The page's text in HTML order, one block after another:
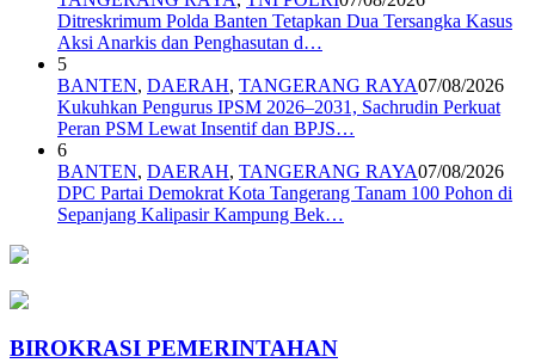
Ditreskrimum Polda Banten Tetapkan Dua Tersangka Kasus
Aksi Anarkis dan Penghasutan d…
5
BANTEN, DAERAH, TANGERANG RAYA07/08/2026
Kukuhkan Pengurus IPSM 2026–2031, Sachrudin Perkuat
Peran PSM Lewat Insentif dan BPJS…
6
BANTEN, DAERAH, TANGERANG RAYA07/08/2026
DPC Partai Demokrat Kota Tangerang Tanam 100 Pohon di
Sepanjang Kalipasir Kampung Bek…
BIROKRASI PEMERINTAHAN